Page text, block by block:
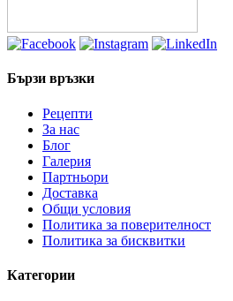
Бързи връзки
Рецепти
За нас
Блог
Галерия
Партньори
Доставка
Общи условия
Политика за поверителност
Политика за бисквитки
Категории